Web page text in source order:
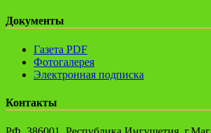
Документы
Газета PDF
Фотогалерея
Электронная подписка
Контакты